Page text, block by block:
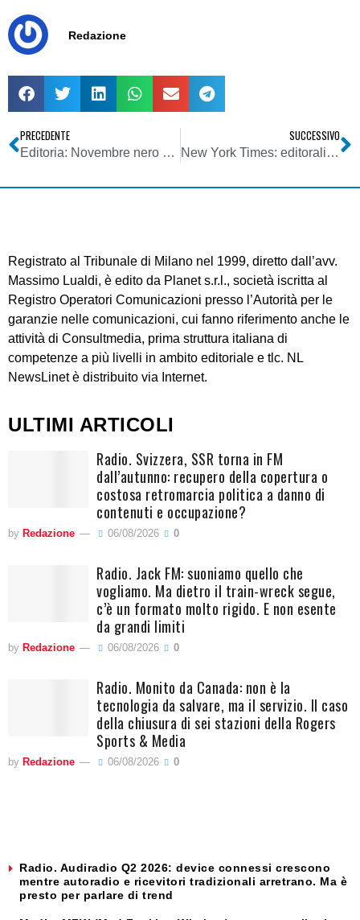
Redazione
PRECEDENTE
Editoria: Novembre nero per i quotidiani
SUCCESSIVO
New York Times: editorali istantanei online su temi caldi
Registrato al Tribunale di Milano nel 1999, diretto dall’avv.
Massimo Lualdi, è edito da Planet s.r.l., società iscritta al
Registro Operatori Comunicazioni presso l’Autorità per le
garanzie nelle comunicazioni, cui fanno riferimento anche le
attività di Consultmedia, prima struttura italiana di
competenze a più livelli in ambito editoriale e tlc. NL
NewsLinet è distribuito via Internet.
ULTIMI ARTICOLI
Radio. Svizzera, SSR torna in FM
dall’autunno: recupero della copertura o
costosa retromarcia politica a danno di
contenuti e occupazione?
by Redazione 06/08/2026 0
Radio. Jack FM: suoniamo quello che
vogliamo. Ma dietro il train-wreck segue,
c’è un formato molto rigido. E non esente
da grandi limiti
by Redazione 06/08/2026 0
Radio. Monito da Canada: non è la
tecnologia da salvare, ma il servizio. Il caso
della chiusura di sei stazioni della Rogers
Sports & Media
by Redazione 06/08/2026 0
Radio. Audiradio Q2 2026: device connessi crescono
mentre autoradio e ricevitori tradizionali arretrano. Ma è
presto per parlare di trend